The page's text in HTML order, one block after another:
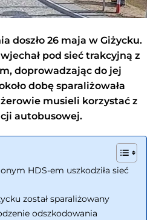
doszło 26 maja w Giżycku.
pod sieć trakcyjną z
doprowadzając do jej
dobę sparaliżowała
musieli korzystać z
autobusowej.
HDS-em uszkodziła sieć
został sparaliżowany
odszkodowania